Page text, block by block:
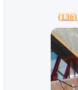
(136)